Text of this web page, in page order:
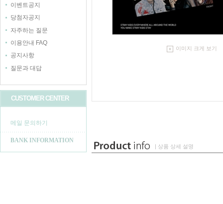
이벤트공지
당첨자공지
자주하는 질문
이용안내 FAQ
공지사항
질문과 대답
CUSTOMER CENTER
메일 문의하기
BANK INFORMATION
이미지 크게 보기
| 상품 상세 설명